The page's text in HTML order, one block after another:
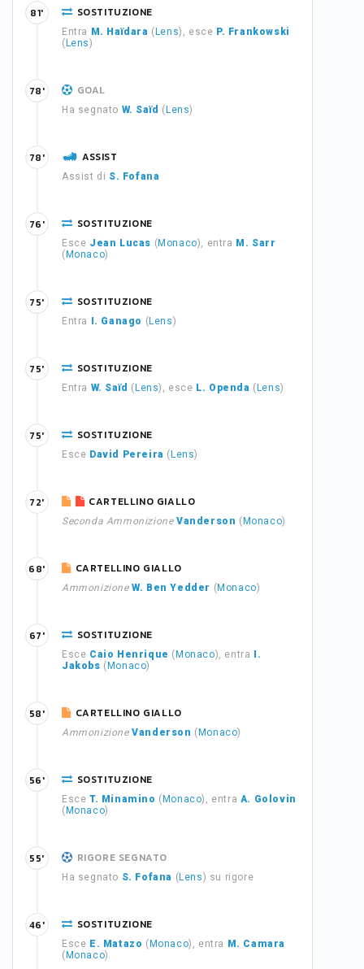
SOSTITUZIONE
Entra M. Haïdara ( Lens), esce P. Frankowski
( Lens)
81'
GOAL
Ha segnato W. Saïd ( Lens)
78'
ASSIST
Assist di S. Fofana
78'
SOSTITUZIONE
Esce Jean Lucas ( Monaco), entra M. Sarr
( Monaco)
76'
SOSTITUZIONE
Entra I. Ganago ( Lens)
75'
SOSTITUZIONE
Entra W. Saïd ( Lens), esce L. Openda ( Lens)
75'
SOSTITUZIONE
Esce David Pereira ( Lens)
75'
CARTELLINO GIALLO
Seconda Ammonizione Vanderson ( Monaco)
72'
CARTELLINO GIALLO
Ammonizione W. Ben Yedder ( Monaco)
68'
SOSTITUZIONE
Esce Caio Henrique ( Monaco), entra
I.
Jakobs ( Monaco)
67'
CARTELLINO GIALLO
Ammonizione Vanderson ( Monaco)
58'
SOSTITUZIONE
Esce T. Minamino ( Monaco), entra A. Golovin
( Monaco)
56'
RIGORE SEGNATO
Ha segnato S. Fofana ( Lens) su rigore
55'
SOSTITUZIONE
Esce E. Matazo ( Monaco), entra
M. Camara
( Monaco)
46'